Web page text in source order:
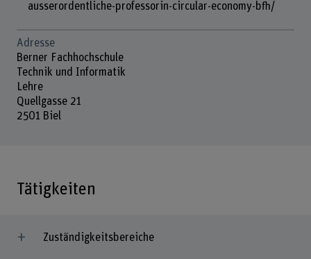
ausserordentliche-professorin-circular-economy-bfh/
Adresse
Berner Fachhochschule
Technik und Informatik
Lehre
Quellgasse 21
2501 Biel
Tätigkeiten
Zuständigkeitsbereiche